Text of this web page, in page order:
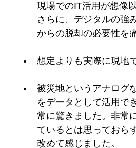
現場でのIT活用が想像
さらに、デジタルの強
からの脱却の必要性を
想定よりも実際に現地
被災地というアナログ
をデータとして活用で
常に驚きました。非常
ているとは思っておら
改めて感じました。